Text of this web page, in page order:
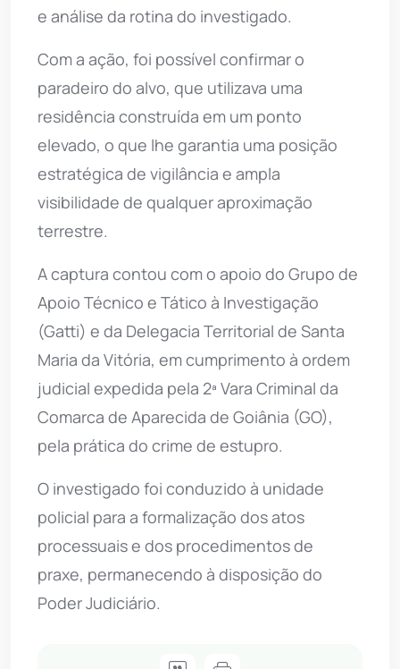
e análise da rotina do investigado.
Com a ação, foi possível confirmar o
paradeiro do alvo, que utilizava uma
residência construída em um ponto
elevado, o que lhe garantia uma posição
estratégica de vigilância e ampla
visibilidade de qualquer aproximação
terrestre.
A captura contou com o apoio do Grupo de
Apoio Técnico e Tático à Investigação
(Gatti) e da Delegacia Territorial de Santa
Maria da Vitória, em cumprimento à ordem
judicial expedida pela 2ª Vara Criminal da
Comarca de Aparecida de Goiânia (GO),
pela prática do crime de estupro.
O investigado foi conduzido à unidade
policial para a formalização dos atos
processuais e dos procedimentos de
praxe, permanecendo à disposição do
Poder Judiciário.